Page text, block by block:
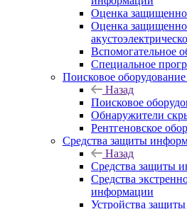
Оценка
Оценка
Вспомогательное
Специальное
Поисковое оборудование
Назад
Поисковое
Обнаружители
Рентгеновское
Средства защиты
Назад
Средства защиты
Средства
информации
Устройства